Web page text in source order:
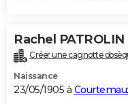
Rachel PATROLIN
Créer une cagnotte
Naissance
23/05/1905 à